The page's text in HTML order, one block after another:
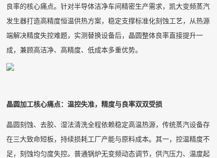
良率的核心痛点。针对半导体洁净车间精密生产需求，凯大变频蒸汽
发生器打造高精度恒温供热方案，稳定支撑标准化刻蚀工艺，从热源
端解决精度失控难题，实测替换设备后，晶圆整体良率直接提升一
成，兼顾高洁净、高精度、低成本多重优势。
晶圆加工核心痛点：温控失准，精度与良率双双受损
晶圆刻蚀、去胶、湿法清洗全程依赖稳定高温热源，传统蒸汽设备存
在三大致命短板，持续损耗工厂产能与原料成本。其一，控温精度不
足，刻蚀均匀度失控。普通锅炉无变频动态调节，供汽压力、温度起